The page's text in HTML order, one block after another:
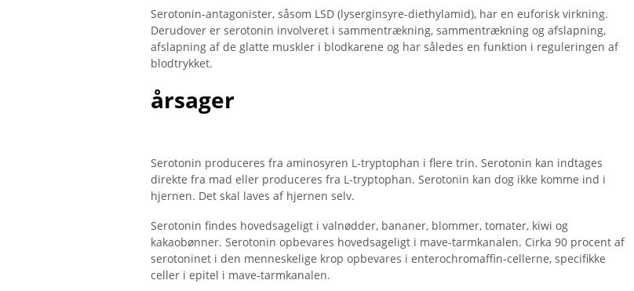
Serotonin-antagonister, såsom LSD (lyserginsyre-diethylamid), har en euforisk virkning.
Derudover er serotonin involveret i sammentrækning, sammentrækning og afslapning,
afslapning af de glatte muskler i blodkarene og har således en funktion i reguleringen af ​​
blodtrykket.
årsager
Serotonin produceres fra aminosyren L-tryptophan i flere trin. Serotonin kan indtages
direkte fra mad eller produceres fra L-tryptophan. Serotonin kan dog ikke komme ind i
hjernen. Det skal laves af hjernen selv.
Serotonin findes hovedsageligt i valnødder, bananer, blommer, tomater, kiwi og
kakaobønner. Serotonin opbevares hovedsageligt i mave-tarmkanalen. Cirka 90 procent af
serotoninet i den menneskelige krop opbevares i enterochromaffin-cellerne, specifikke
celler i epitel i mave-tarmkanalen.